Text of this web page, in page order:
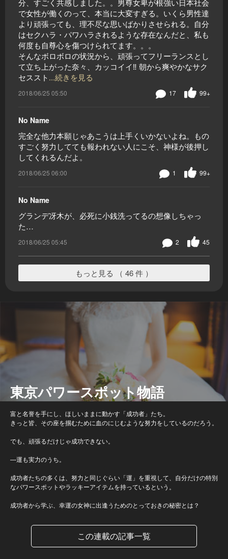
分、すごく共感しました。。男尊女卑が根強い日本社会
で女性が働くのって、本当に大変すぎる。いくら男性達
より頑張っても、理不尽な思いばかりさせられる。自分
はセクハラ・パワハラされるような存在なんだと、私も
何度も自尊心を傷つけられてます。。。
そんなボロボロの状況から、頑張ってフリーランスとし
て立ち上がった奈々、カッコイイ‼️ 朝から爽やかなサク
セススト...続きを見る
2018/06/25 05:50 99+
17
No Name
完全な他力本願じゃあこうは上手くいかないよね。もの
すごく努力してても報われない人にこそ、神様が後押し
してくれるんだよ。
2018/06/25 06:00 99+
1
No Name
グランデ冴木が、必死に小銭洗ってるの想像しちゃっ
た…
2018/06/25 05:45 45
2
もっと見る （ 46 件 ）
東京パワースポット物語
富と名誉を手にし、ほしいままに動かす「成功者」たち。
きっと皆、その座を掴むために血のにじむような努力をしているのだろう。
でも、頑張るだけじゃ成功できない。
―運も実力のうち。
成功者たちの多くは、努力と同じぐらい「運」を重視して、自分だけの特別
なパワースポットやラッキーアイテムを持っているという。
成功者から学ぶ、幸運の女神に出逢うためのとっておきの秘密とは？
この連載の記事一覧